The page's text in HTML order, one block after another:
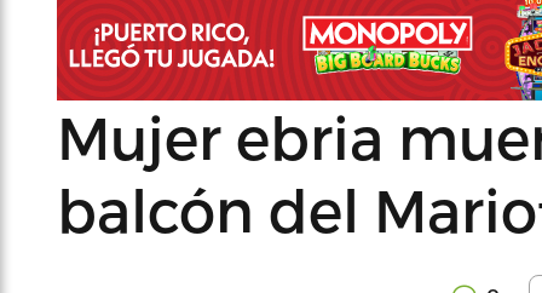
Mujer ebria
balcón del